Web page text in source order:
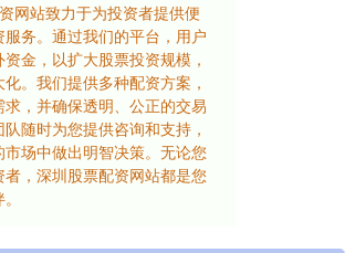
网站致力于为投资者提供便
务。通过我们的平台，用户
金，以扩大股票投资规模，
。我们提供多种配资方案，
，并确保透明、公正的交易
随时为您提供咨询和支持，
场中做出明智决策。无论您
，深圳股票配资网站都是您